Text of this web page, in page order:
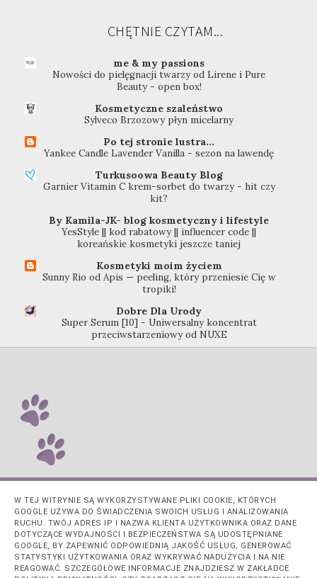
CHĘTNIE CZYTAM...
me & my passions
Nowości do pielęgnacji twarzy od Lirene i Pure
Beauty - open box!
Kosmetyczne szaleństwo
Sylveco Brzozowy płyn micelarny
Po tej stronie lustra...
Yankee Candle Lavender Vanilla - sezon na lawendę
Turkusoowa Beauty Blog
Garnier Vitamin C krem-sorbet do twarzy - hit czy
kit?
By Kamila-JK- blog kosmetyczny i lifestyle
YesStyle || kod rabatowy || influencer code ||
koreańskie kosmetyki jeszcze taniej
Kosmetyki moim życiem
Sunny Rio od Apis — peeling, który przeniesie Cię w
tropiki!
Dobre Dla Urody
Super Serum [10] - Uniwersalny koncentrat
przeciwstarzeniowy od NUXE
W TEJ WITRYNIE SĄ WYKORZYSTYWANE PLIKI COOKIE, KTÓRYCH
GOOGLE UŻYWA DO ŚWIADCZENIA SWOICH USŁUG I ANALIZOWANIA
RUCHU. TWÓJ ADRES IP I NAZWA KLIENTA UŻYTKOWNIKA ORAZ DANE
DOTYCZĄCE WYDAJNOŚCI I BEZPIECZEŃSTWA SĄ UDOSTĘPNIANE
GOOGLE, BY ZAPEWNIĆ ODPOWIEDNIĄ JAKOŚĆ USŁUG, GENEROWAĆ
STATYSTYKI UŻYTKOWANIA ORAZ WYKRYWAĆ NADUŻYCIA I NA NIE
REAGOWAĆ. SZCZEGÓŁOWE INFORMACJE ZNAJDZIESZ W ZAKŁADCE